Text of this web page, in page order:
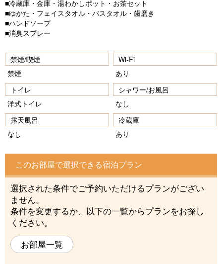
■冷蔵庫・金庫・湯わかしポット・お茶セット
■ゆかた・フェイスタオル・バスタオル・歯磨き
■ハンドソープ
■消臭スプレー
禁煙/喫煙
禁煙
Wi-Fi
あり
トイレ
洋式トイレ
シャワー/お風呂
なし
露天風呂
なし
冷蔵庫
あり
このお部屋で選択できる宿泊プラン
選択された条件でご予約いただけるプランがござい
ません。
条件を変更するか、以下の一覧からプランをお探し
ください。
お部屋一覧